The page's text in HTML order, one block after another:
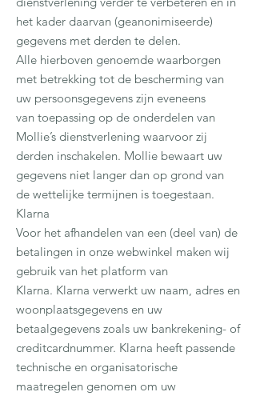
het kader daarvan (geanonimiseerde)
gegevens met derden te delen.
Alle hierboven genoemde waarborgen
met betrekking tot de bescherming van
uw persoonsgegevens zijn eveneens
van toepassing op de onderdelen van
Mollie’s dienstverlening waarvoor zij
derden inschakelen. Mollie bewaart uw
gegevens niet langer dan op grond van
de wettelijke termijnen is toegestaan.
Klarna
Voor het afhandelen van een (deel van) de
betalingen in onze webwinkel maken wij
gebruik van het platform van
Klarna. Klarna verwerkt uw naam, adres en
woonplaatsgegevens en uw
betaalgegevens zoals uw bankrekening- of
creditcardnummer. Klarna heeft passende
technische en organisatorische
maatregelen genomen om uw